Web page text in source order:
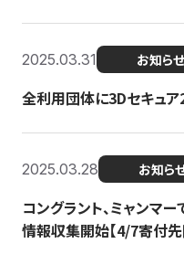
2025.03.31 お知らせ
全利用団体に3Dセキュ
2025.03.28 お知ら
コングラント、ミャンマ
情報収集開始【4/7寄付先